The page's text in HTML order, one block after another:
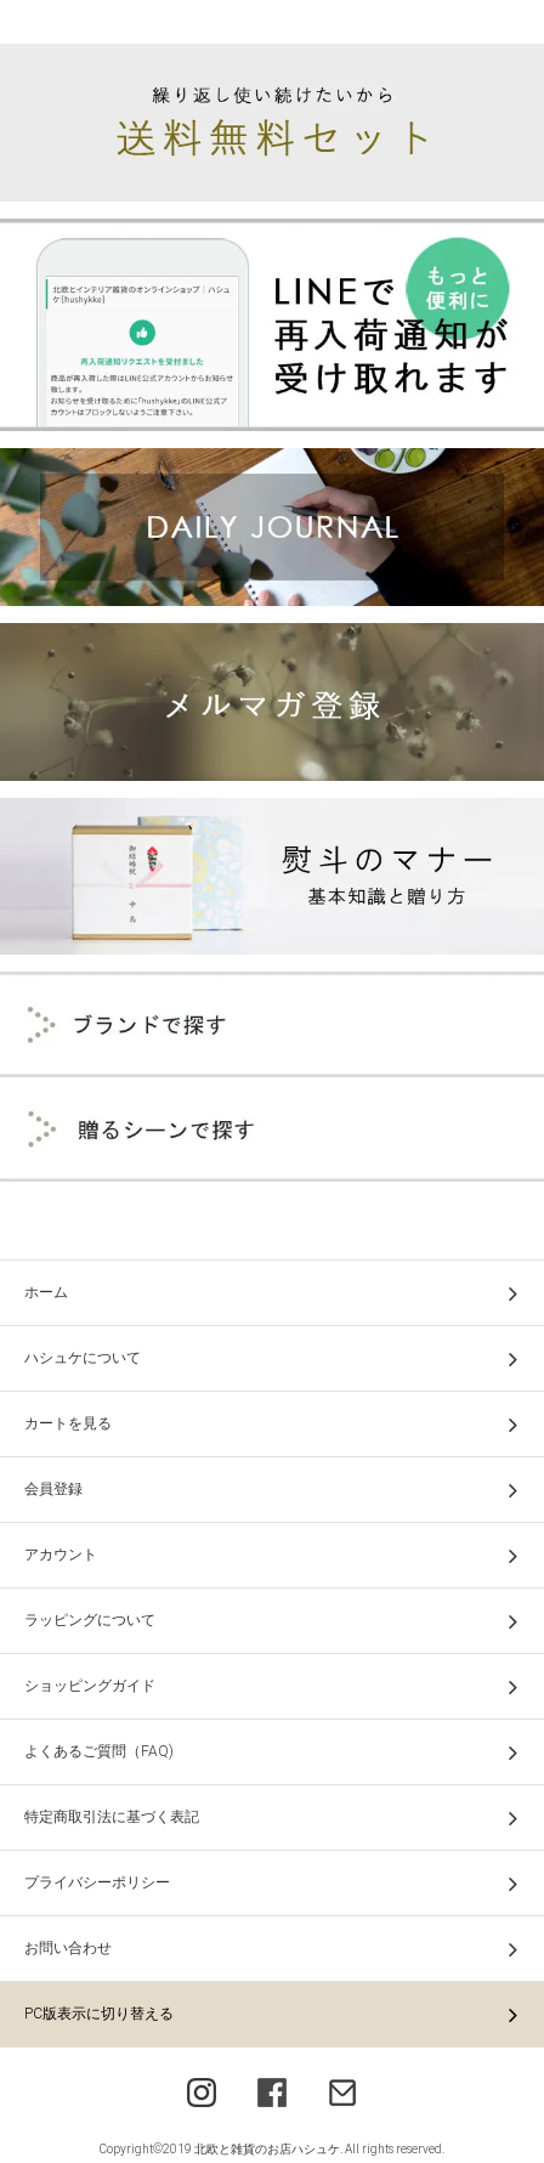
ホーム
ハシュケについて
カートを見る
会員登録
アカウント
ラッピングについて
ショッピングガイド
よくあるご質問（FAQ)
特定商取引法に基づく表記
プライバシーポリシー
お問い合わせ
PC版表示に切り替える
Copyright©2019 北欧と雑貨のお店ハシュケ. All rights reserved.